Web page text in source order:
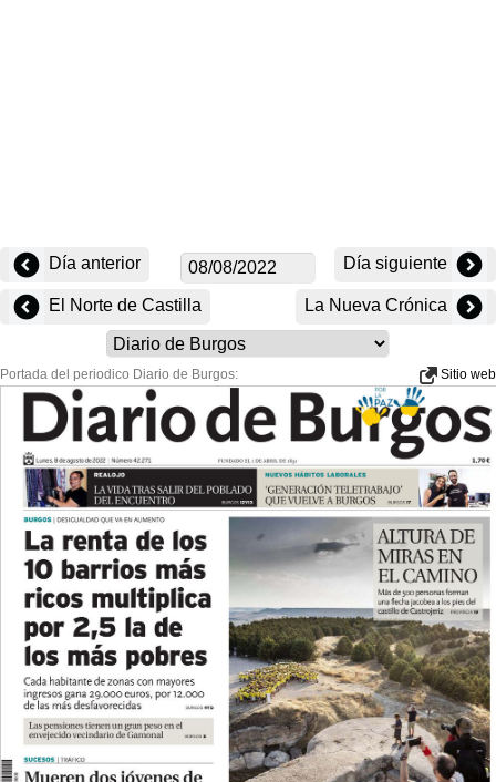
Día anterior Día siguiente
El Norte de Castilla La Nueva Crónica
Portada del periodico Diario de Burgos: Sitio web